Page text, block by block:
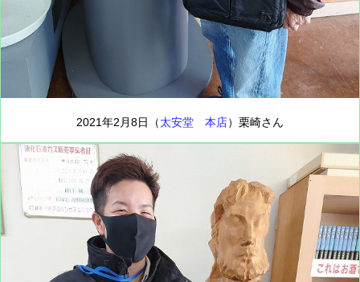
2021年2月8日（太安堂 本店）栗崎さん